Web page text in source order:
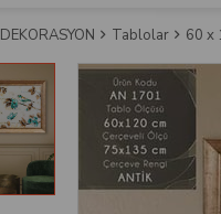
DEKORASYON Tablolar 60 x